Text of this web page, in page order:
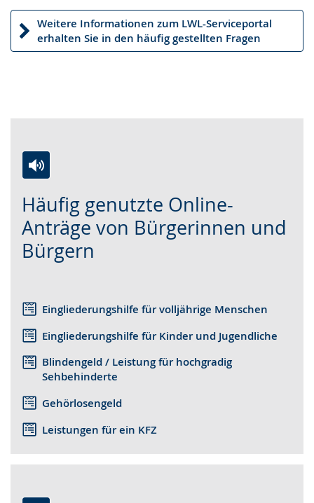
Weitere Informationen zum LWL-Serviceportal
erhalten Sie in den häufig gestellten Fragen
Häufig genutzte Online-
Anträge von Bürgerinnen und
Bürgern
Leichten
Sprache
wechseln.
Audio-
Unterstützung.
Video
in
Deutscher
Gebärdensprache
Eingliederungshilfe für volljährige Menschen
Eingliederungshilfe für Kinder und Jugendliche
Blindengeld / Leistung für hochgradig
Sehbehinderte
Gehörlosengeld
Leistungen für ein KFZ